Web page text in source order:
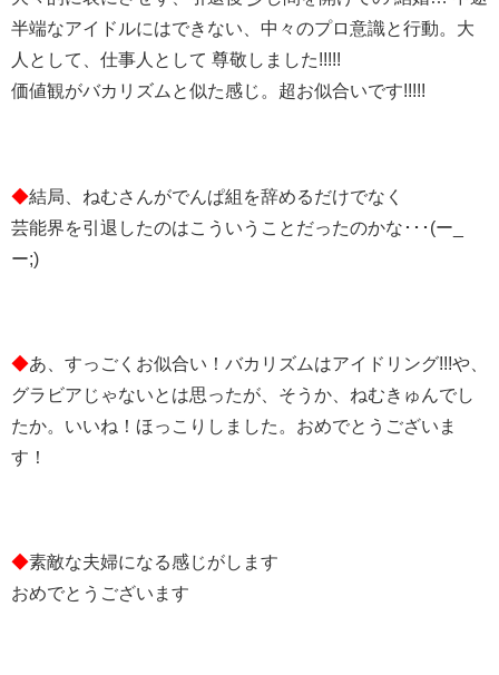
半端なアイドルにはできない、中々のプロ意識と行動。大
人として、仕事人として 尊敬しました!!!!!
価値観がバカリズムと似た感じ。超お似合いです!!!!!
◆結局、ねむさんがでんぱ組を辞めるだけでなく
芸能界を引退したのはこういうことだったのかな･･･(ー_
ー;)
◆あ、すっごくお似合い！バカリズムはアイドリング!!!や、
グラビアじゃないとは思ったが、そうか、ねむきゅんでし
たか。いいね！ほっこりしました。おめでとうございま
す！
◆素敵な夫婦になる感じがします
おめでとうございます